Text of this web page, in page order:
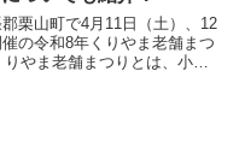
栗山町で4月11日（土）、12
催の令和8年くりやま老舗まつ
りやま老舗まつりとは、小林